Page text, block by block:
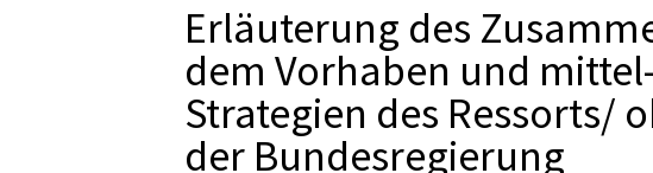
Erläuterung des
dem Vorhaben und
Strategien des Ressorts/
der Bundesregierung